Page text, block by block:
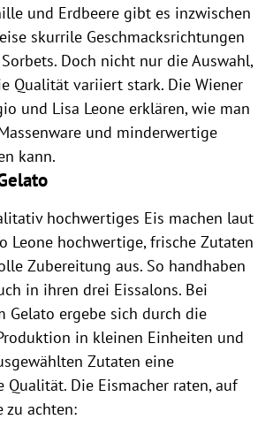
und Erdbeere gibt es inzwischen
skurrile Geschmacksrichtungen
Doch nicht nur die Auswahl,
Qualität variiert stark. Die Wiener
und Lisa Leone erklären, wie man
und minderwertige
kann.
hochwertiges Eis machen laut
Leone hochwertige, frische Zutaten
Zubereitung aus. So handhaben
in ihren drei Eissalons. Bei
Gelato ergebe sich durch die
in kleinen Einheiten und
Zutaten eine
Qualität. Die Eismacher raten, auf
zu achten: